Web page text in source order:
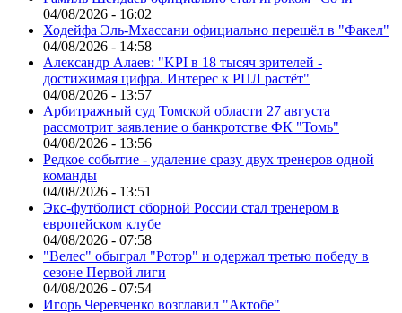
04/08/2026 - 16:02
Ходейфа Эль-Мхассани официально перешёл в "Факел"
04/08/2026 - 14:58
Александр Алаев: "KPI в 18 тысяч зрителей -
достижимая цифра. Интерес к РПЛ растёт"
04/08/2026 - 13:57
Арбитражный суд Томской области 27 августа
рассмотрит заявление о банкротстве ФК "Томь"
04/08/2026 - 13:56
Редкое событие - удаление сразу двух тренеров одной
команды
04/08/2026 - 13:51
Экс-футболист сборной России стал тренером в
европейском клубе
04/08/2026 - 07:58
"Велес" обыграл "Ротор" и одержал третью победу в
сезоне Первой лиги
04/08/2026 - 07:54
Игорь Черевченко возглавил "Актобе"